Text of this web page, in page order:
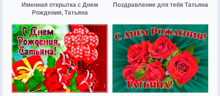
Именная открытка с Днем
Рождения, Татьяна
Поздравление для тебя Татьяна